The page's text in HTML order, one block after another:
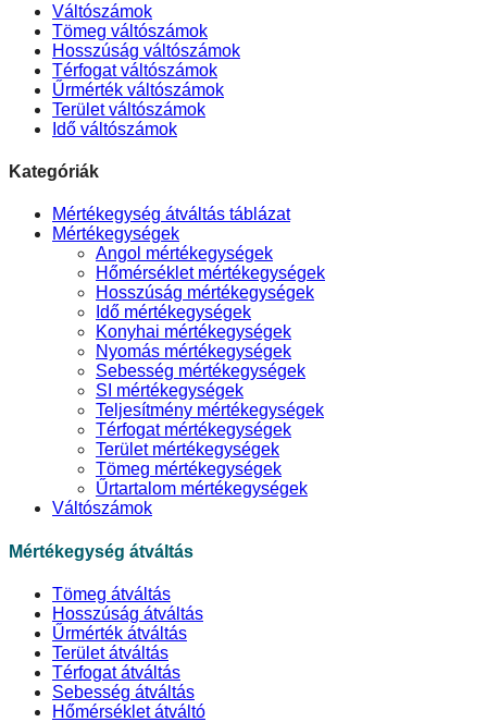
Váltószámok
Tömeg váltószámok
Hosszúság váltószámok
Térfogat váltószámok
Űrmérték váltószámok
Terület váltószámok
Idő váltószámok
Kategóriák
Mértékegység átváltás táblázat
Mértékegységek
Angol mértékegységek
Hőmérséklet mértékegységek
Hosszúság mértékegységek
Idő mértékegységek
Konyhai mértékegységek
Nyomás mértékegységek
Sebesség mértékegységek
SI mértékegységek
Teljesítmény mértékegységek
Térfogat mértékegységek
Terület mértékegységek
Tömeg mértékegységek
Űrtartalom mértékegységek
Váltószámok
Mértékegység átváltás
Tömeg átváltás
Hosszúság átváltás
Űrmérték átváltás
Terület átváltás
Térfogat átváltás
Sebesség átváltás
Hőmérséklet átváltó